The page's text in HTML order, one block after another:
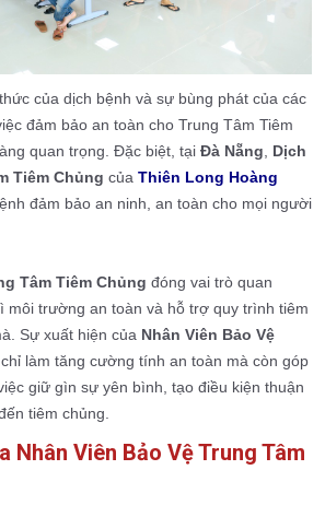
của dịch bệnh và sự bùng phát của các
đảm bảo an toàn cho Trung Tâm Tiêm
quan trọng. Đặc biệt, tại Đà Nẵng
Dịch
Tiêm Chủng của Thiên Long Hoàng
đảm bảo an ninh, an toàn cho mọi người
Tâm Tiêm Chủng đóng vai trò quan
môi trường an toàn và hỗ trợ quy trình tiêm
Sự xuất hiện của Nhân Viên Bảo Vệ
làm tăng cường tính an toàn mà còn góp
giữ gìn sự yên bình, tạo điều kiện thuận
tiêm chủng.
Nhân Viên Bảo Vệ Trung Tâm